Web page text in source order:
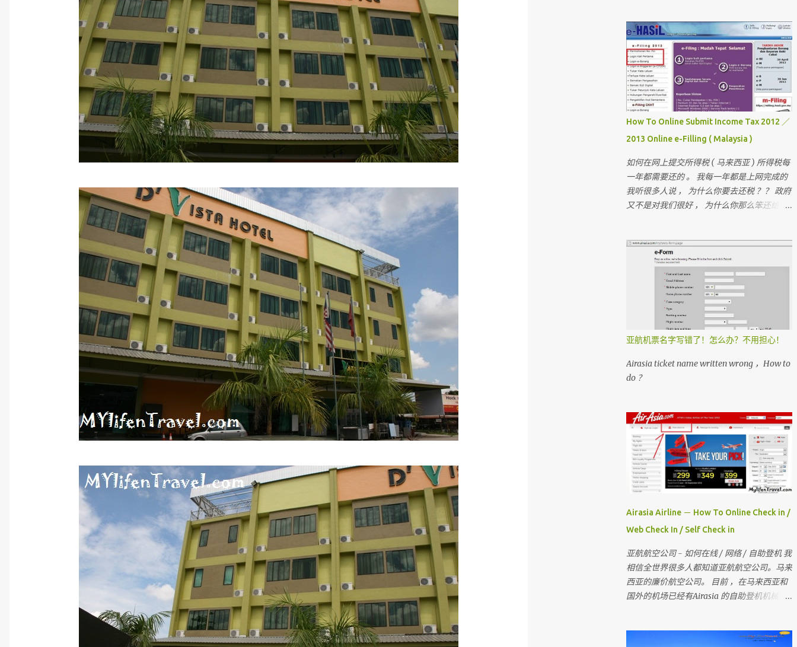
， 欢迎你们来作客 首先要介绍这次曼谷的“团
员”和说明关于曼谷的某些东西 我一直有带朋
友出国玩 （ 但我不是导游 ） 最多的一次是带
十六个人 。 这次是七个人 （ 包括我 ）
但。。。对我来说 ， 这次是最困难的一次 。
为什么？？？？ 看看相片先 。
How To Online Submit Income Tax 2012 ／
2013 Online e-Filling ( Malaysia )
如何在网上提交所得税 ( 马来西亚 ) 所得税每
一年都需要还的 。 我每一年都是上网完成的
我听很多人说 ， 为什么你要去还税 ？？ 政府
又不是对我们很好 ， 为什么你那么笨还给政
人是不是不能成功？ 我们孩子上学是免费的
， 去政府医院是不用付钱
亚航机票名字写错了！怎么办？不用担心！
Airasia ticket name written wrong ，How to
do ？
Airasia Airline － How To Online Check in /
Web Check In / Self Check in
亚航航空公司 - 如何在线 / 网络 / 自助登机 我
相信全世界很多人都知道亚航航空公司。马来
西亚的廉价航空公司。 目前 ，在马来西亚和
国外的机场已经有Airasia 的自助登机机械。
是要多给额外的手续费 。 所以 ， 记得在去机